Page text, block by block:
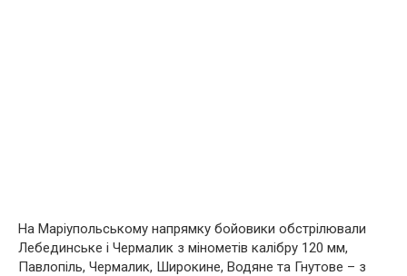
На Маріупольському напрямку бойовики обстрілювали
Лебединське і Чермалик з мінометів калібру 120 мм,
Павлопіль, Чермалик, Широкине, Водяне та Гнутове – з